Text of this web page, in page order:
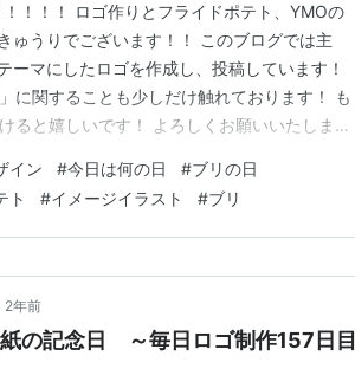
！！！ ロゴ作りとフライドポテト、YMOの
ゅうりでございます！！ このブログでは主
マにしたロゴを作成し、投稿しています！
に関することも少しだけ触れております！ も
ると嬉しいです！ よろしくお願いいたしま
？ もしよろしければ、ロゴの説明も見ていた
イン #今日は何の日 #ブリの日
ト #イメージイラスト #ブリ
2年前
の記念日 ～毎日ロゴ制作157日目